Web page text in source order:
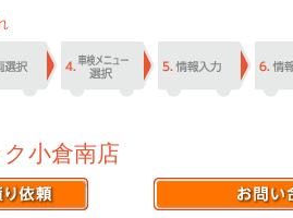
小倉南店